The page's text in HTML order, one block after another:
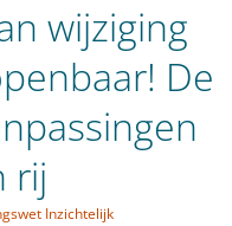
wijziging
De
rij
Inzichtelijk